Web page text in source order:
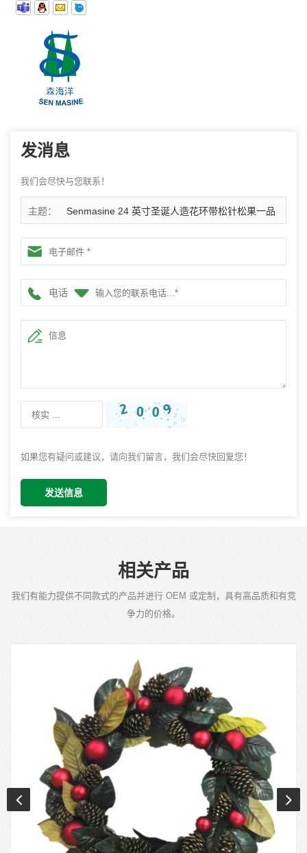
发消息
我们会尽快与您联系！
主题： Senmasine 24 英寸圣诞人造花环带松针松果一品
红红球金浆果树枝
电话
如果您有疑问或建议，请向我们留言，我们会尽快回复您！
发送信息
相关产品
我们有能力提供不同款式的产品并进行 OEM 或定制，具有高品质和有竞
争力的价格。